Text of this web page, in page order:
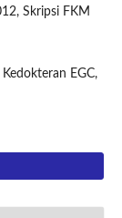
Skripsi FKM
EGC,